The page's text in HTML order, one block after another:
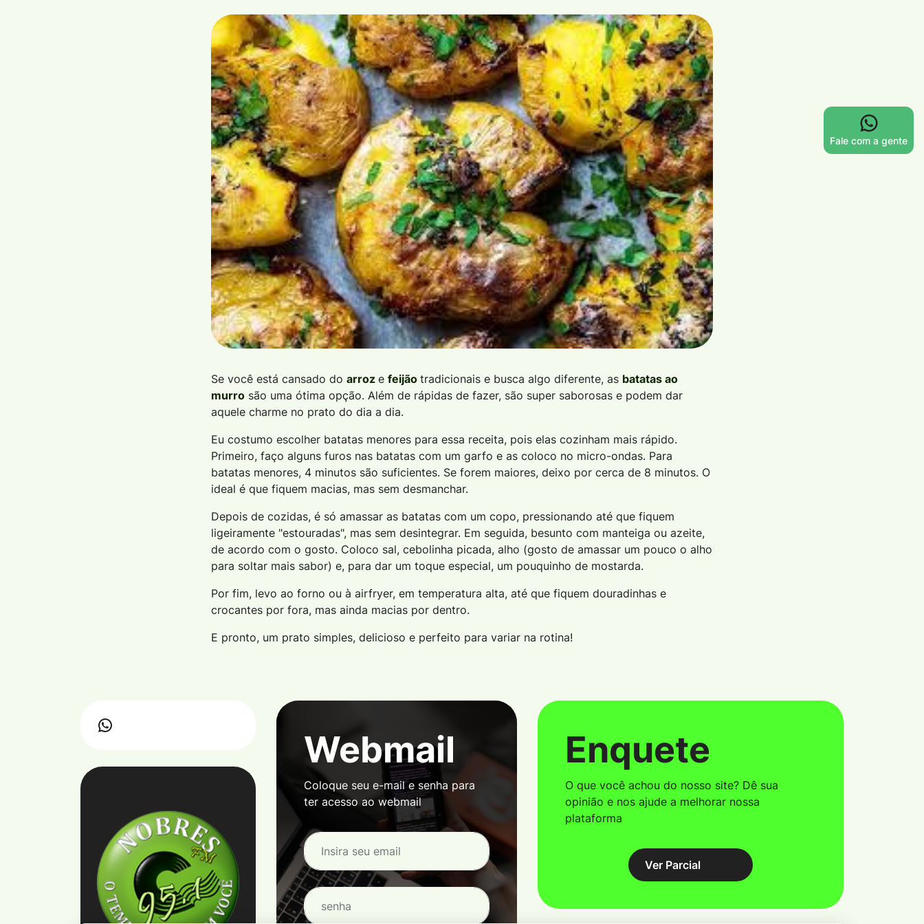
Se você está cansado do arroz e feijão tradicionais e busca algo diferente, as batatas ao
murro são uma ótima opção. Além de rápidas de fazer, são super saborosas e podem dar
aquele charme no prato do dia a dia.
Eu costumo escolher batatas menores para essa receita, pois elas cozinham mais rápido.
Primeiro, faço alguns furos nas batatas com um garfo e as coloco no micro-ondas. Para
batatas menores, 4 minutos são suficientes. Se forem maiores, deixo por cerca de 8 minutos. O
ideal é que fiquem macias, mas sem desmanchar.
Depois de cozidas, é só amassar as batatas com um copo, pressionando até que fiquem
ligeiramente "estouradas", mas sem desintegrar. Em seguida, besunto com manteiga ou azeite,
de acordo com o gosto. Coloco sal, cebolinha picada, alho (gosto de amassar um pouco o alho
para soltar mais sabor) e, para dar um toque especial, um pouquinho de mostarda.
Por fim, levo ao forno ou à airfryer, em temperatura alta, até que fiquem douradinhas e
crocantes por fora, mas ainda macias por dentro.
E pronto, um prato simples, delicioso e perfeito para variar na rotina!
Fale com a gente
Webmail
Coloque seu e-mail e senha para
ter acesso ao webmail
Enquete
O que você achou do nosso site? Dê sua
opinião e nos ajude a melhorar nossa
plataforma
Ver Parcial